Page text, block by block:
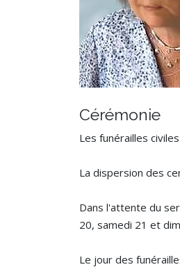
Cérémonie
Les funérailles
La dispersion des
Dans l'attente du
20, samedi 21 et
Le jour des